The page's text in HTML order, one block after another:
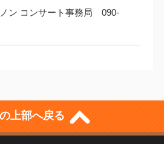
ン コンサート事務局 090-
上部へ戻る